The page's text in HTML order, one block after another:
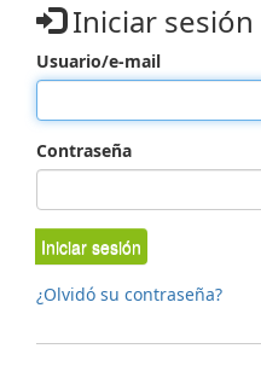
Iniciar sesión
Usuario/e-mail
Contraseña
Iniciar sesión
¿Olvidó su contraseña?